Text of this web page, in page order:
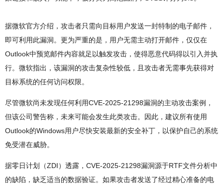
据微软官方介绍，攻击者只需向目标用户发送一封特制的电子邮件，
即可利用此漏洞。更为严重的是，用户无需主动打开邮件，仅仅在
Outlook中预览邮件内容就足以触发攻击，使得恶意代码得以引入并执
行。微软指出，该漏洞的攻击复杂性较低，且攻击者无需事先获得对
目标系统的任何访问权限。
尽管微软尚未发现任何利用CVE-2025-21298漏洞的主动攻击案例，
但该公司警告称，未来可能会发生此类攻击。因此，建议所有使用
Outlook的Windows用户尽快安装最新的安全补丁，以保护自己的系统
免受潜在威胁。
据零日计划（ZDI）透露，CVE-2025-21298漏洞源于RTF文件分析中
的缺陷，缺乏适当的数据验证。如果攻击者发送了经过精心准备的电